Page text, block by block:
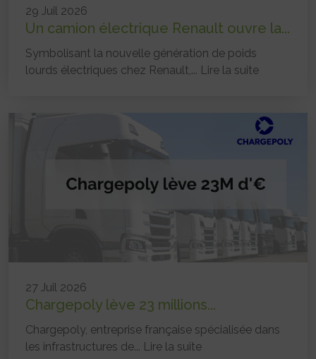
29 Juil 2026
Un camion électrique Renault ouvre la...
Symbolisant la nouvelle génération de poids
lourds électriques chez Renault,... Lire la suite
27 Juil 2026
Chargepoly lève 23 millions...
Chargepoly, entreprise française spécialisée dans
les infrastructures de... Lire la suite